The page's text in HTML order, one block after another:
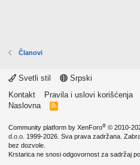
Članovi
Svetli stil
Srpski
Kontakt
Pravila i uslovi korišćenja
Naslovna
R
Community platform by XenForo® © 2010-
d.o.o. 1999-2026. Sva prava zadržana.
bez dozvole.
Krstarica ne snosi odgovornost za sadržaj